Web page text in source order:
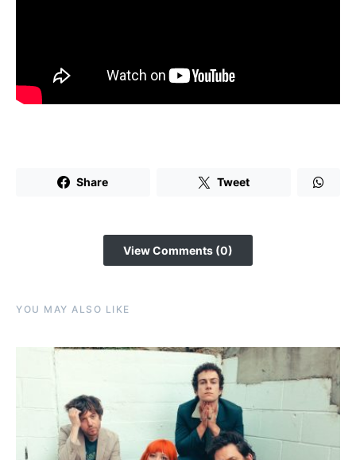
Share Tweet
View Comments (0)
YOU MAY ALSO LIKE